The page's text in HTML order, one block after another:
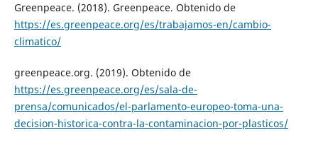
Greenpeace. (2018). Greenpeace. Obtenido de
https://es.greenpeace.org/es/trabajamos-en/cambio-
climatico/
greenpeace.org. (2019). Obtenido de
https://es.greenpeace.org/es/sala-de-
prensa/comunicados/el-parlamento-europeo-toma-una-
decision-historica-contra-la-contaminacion-por-plasticos/